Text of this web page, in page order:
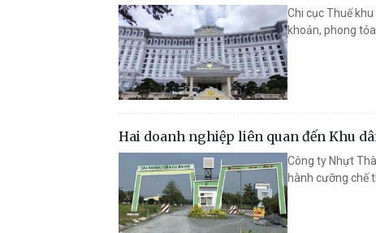
Chi cục Thuế
khoản, phong
Hai doanh nghiệp liên quan đến Khu
Công ty Nhựt
hành cưỡng chế